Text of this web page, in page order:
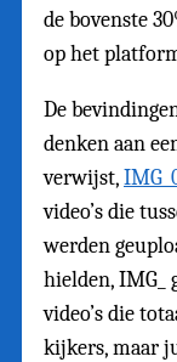
de bovenste
op het
De
denken aan
verwijst,
video’s die
werden
hielden, IMG_
video’s die
kijkers, maar